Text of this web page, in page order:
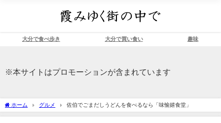
大分で食べ歩き 大分で買い食い 趣味
※本サイトはプロモーションが含まれています
ホーム グルメ 佐伯でごまだしうどんを食べるなら「味愉嬉食堂」